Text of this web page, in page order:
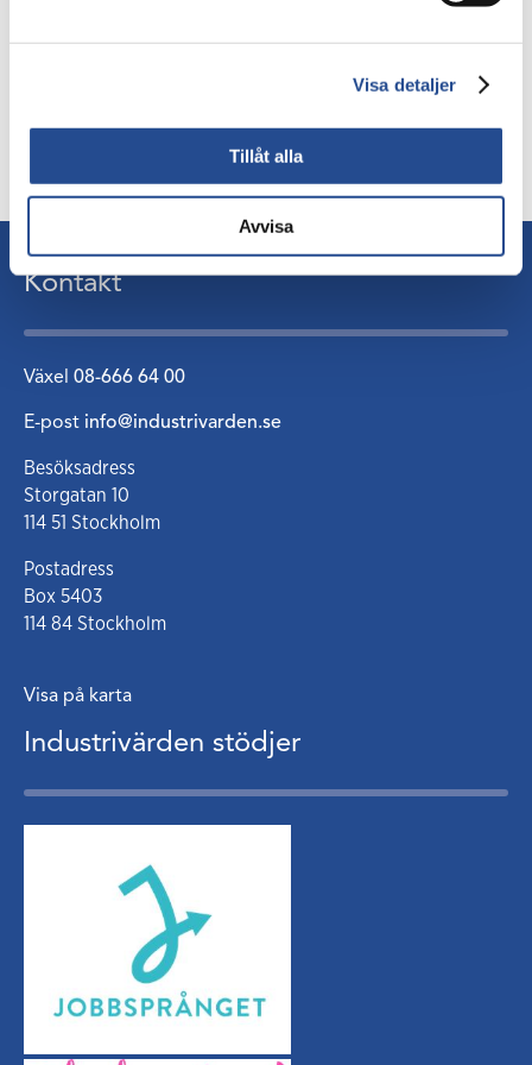
Visa detaljer
Tillåt alla
Avvisa
Kontakt
Växel 08-666 64 00
E-post info@industrivarden.se
Besöksadress
Storgatan 10
114 51 Stockholm
Postadress
Box 5403
114 84 Stockholm
Visa på karta
Industrivärden stödjer